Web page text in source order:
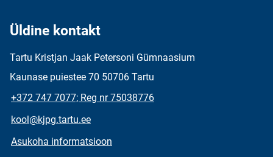
Üldine kontakt
Tartu Kristjan Jaak Petersoni Gümnaasium
Kaunase puiestee 70 50706 Tartu
+372 747 7077; Reg nr 75038776
kool@kjpg.tartu.ee
Asukoha informatsioon